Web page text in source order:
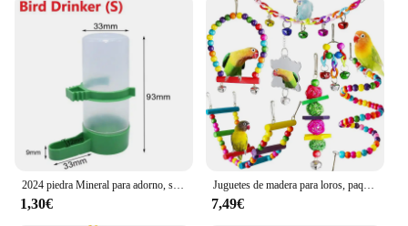
2024 piedra Mineral para adorno, suministros para mascotas, jaula de pájaros, juguete de amolar, forma de flor, masticar, morder, estilo colgante, periquito
1,30€
Juguetes de madera para loros, paquete de 7 piezas, jaula de juguete para pájaros, accesorios para pájaros, puente de suspensión oscilante, jaula de bolas, campanas, suministros para mascotas
7,49€